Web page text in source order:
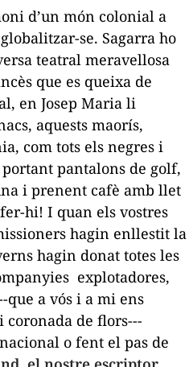
d’un món colonial a
se. Sagarra ho
teatral meravellosa
que es queixa de
en Josep Maria li
aquests maorís,
com tots els negres i
pantalons de golf,
i prenent cafè amb llet
hi! I quan els vostres
hagin enllestit la
hagin donat totes les
explotadores,
que a vós i a mi ens
coronada de flors---
o fent el pas de